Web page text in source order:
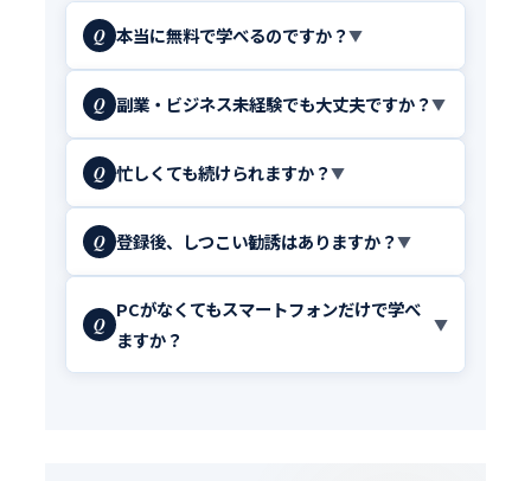
Q 本当に無料で学べるのですか？▼
Q 副業・ビジネス未経験でも大丈夫ですか？▼
Q 忙しくても続けられますか？▼
Q 登録後、しつこい勧誘はありますか？▼
Q
PCがなくてもスマートフォンだけで学べ
ますか？
▼